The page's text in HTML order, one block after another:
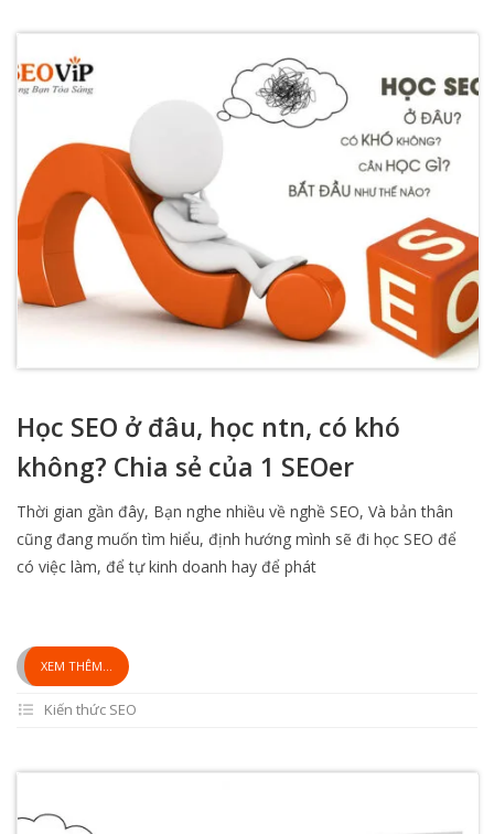
Học SEO ở đâu, học ntn, có khó
không? Chia sẻ của 1 SEOer
Thời gian gần đây, Bạn nghe nhiều về nghề SEO, Và bản thân
cũng đang muốn tìm hiểu, định hướng mình sẽ đi học SEO để
có việc làm, để tự kinh doanh hay để phát
XEM THÊM...
Kiến thức SEO